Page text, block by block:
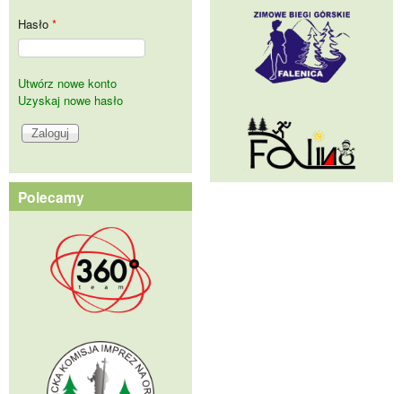
Hasło *
Utwórz nowe konto
Uzyskaj nowe hasło
Polecamy